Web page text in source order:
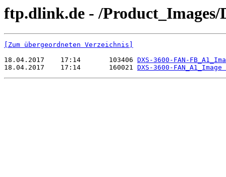
ftp.dlink.de - /Product_Images/
[Zum übergeordneten Verzeichnis]
18.04.2017    17:14       103406 DXS-3600-FAN-
18.04.2017    17:14       160021 DXS-3600-